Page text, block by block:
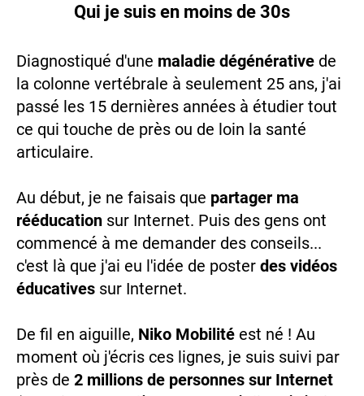
Qui je suis en moins de 30s
Diagnostiqué d'une maladie dégénérative de
la colonne vertébrale à seulement 25 ans, j'ai
passé les 15 dernières années à étudier tout
ce qui touche de près ou de loin la santé
articulaire.
Au début, je ne faisais que partager ma
rééducation sur Internet. Puis des gens ont
commencé à me demander des conseils...
c'est là que j'ai eu l'idée de poster des vidéos
éducatives sur Internet.
De fil en aiguille, Niko Mobilité est né ! Au
moment où j'écris ces lignes, je suis suivi par
près de 2 millions de personnes sur Internet